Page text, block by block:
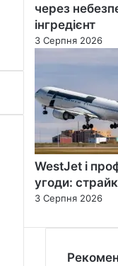
через
інгредієнт
3 Серпня 2026
WestJet і
угоди:
3 Серпня 2026